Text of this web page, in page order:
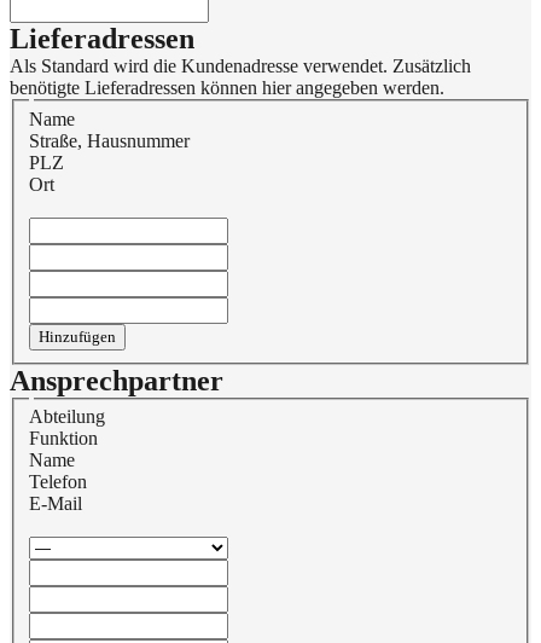
Lieferadressen
Als Standard wird die Kundenadresse verwendet. Zusätzlich
benötigte Lieferadressen können hier angegeben werden.
Name
Straße, Hausnummer
PLZ
Ort
Hinzufügen
Ansprechpartner
Abteilung
Funktion
Name
Telefon
E-Mail